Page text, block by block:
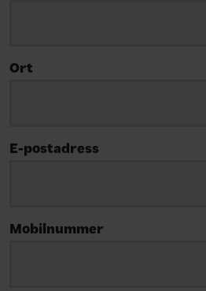
Ort
E-postadress
Mobilnummer